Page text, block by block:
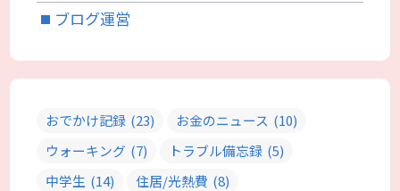
ブログ運営
おでかけ記録 (23) お金のニュース (10)
ウォーキング (7) トラブル備忘録 (5)
中学生 (14) 住居/光熱費 (8)